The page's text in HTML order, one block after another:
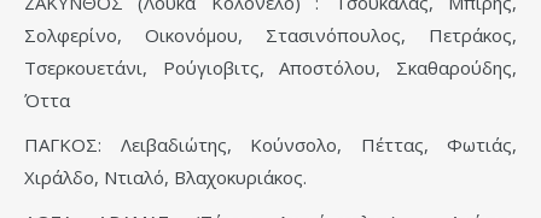
Σολφερίνο, Οικονόμου, Στασινόπουλος, Πετράκος,
Τσερκουετάνι, Ρούγιοβιτς, Αποστόλου, Σκαθαρούδης,
Όττα
ΠΑΓΚΟΣ: Λειβαδιώτης, Κούνσολο, Πέττας, Φωτιάς,
Χιράλδο, Ντιαλό, Βλαχοκυριάκος.